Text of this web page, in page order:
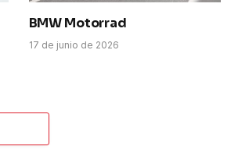
BMW Motorrad
17 de junio de 2026